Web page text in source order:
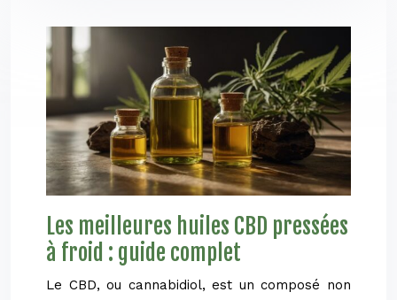
Les meilleures huiles CBD pressées
à froid : guide complet
Le CBD, ou cannabidiol, est un composé non